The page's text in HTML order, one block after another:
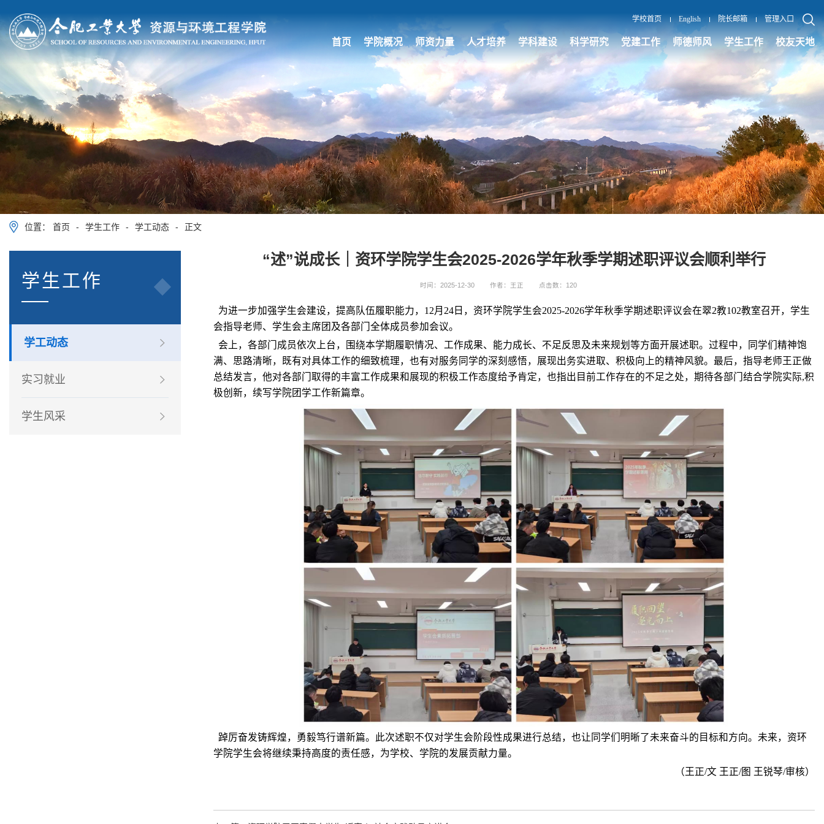
学校首页 English 院长邮箱 管理入口
首页 学院概况 师资力量 人才培养 学科建设 科学研究 党建工作 师德师风 学生工作 校友天地
位置： 首页 - 学生工作 - 学工动态 - 正文
学生工作
学工动态
实习就业
学生风采
“述”说成长｜资环学院学生会2025-2026学年秋季学期述职评议会顺利举行
时间：2025-12-30 作者：王正 点击数： 120
为进一步加强学生会建设，提高队伍履职能力， 12月24日，资环学院学生会2025-2026学年秋季学期述职评议会在翠2教102教室召开，学生
会指导老师、学生会主席团及各部门 全体成员参加会议。
会上， 各部门 成员依次上台，围绕本学期履职情况、工作成果、能力成长、不足反思及未来规划等方面开展述职。过程中， 同学们精神饱
满、思路清晰，既有对具体工作的细致梳理，也有对服务同学的深刻感悟，展现出务实进取、积极向上的精神风貌。 最后，指导老师王正做
总结发言，他对各部门取得的丰富工作成果和 展现的积极工作态度给予肯定，也指出目前工作存在的不足之处，期待各部门结合学院实际,积
极创新，续写学院团学工作新篇章。
踔厉奋发铸辉煌，勇毅笃行谱新篇。 此次述职不仅对学生会阶段性成果进行总结，也让同学们明晰了未来奋斗的目标和方向。未来，资环
学院学生会将继续秉持高度的责任感，为学校、学院的发展贡献力量。
（王正/文 王正/图 王锐琴/审核）